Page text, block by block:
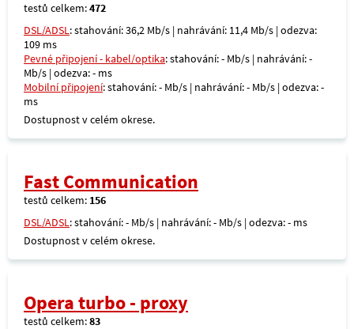
testů celkem:472
DSL/ADSL: stahování: 36,2 Mb/s | nahrávání: 11,4 Mb/s | odezva:
109 ms
Pevné připojení - kabel/optika: stahování: - Mb/s | nahrávání: -
Mb/s | odezva: - ms
Mobilní připojení: stahování: - Mb/s | nahrávání: - Mb/s | odezva: -
ms
Dostupnost v celém okrese.
Fast Communication
testů celkem: 156
DSL/ADSL: stahování: - Mb/s | nahrávání: - Mb/s | odezva: - ms
Dostupnost v celém okrese.
Opera turbo - proxy
testů celkem:83